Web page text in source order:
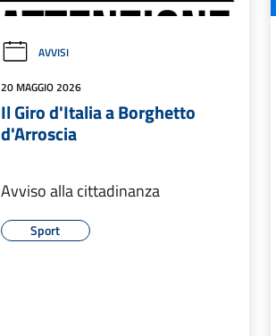
AVVISI
20 MAGGIO 2026
Il Giro d'Italia a Borghetto
d'Arroscia
Avviso alla cittadinanza
Sport